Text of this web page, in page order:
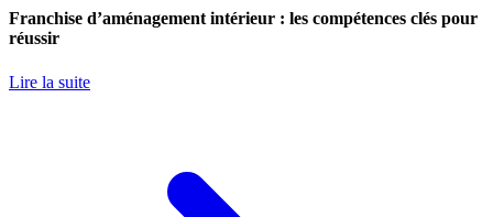
Franchise d’aménagement intérieur : les compétences clés pour
réussir
Lire la suite